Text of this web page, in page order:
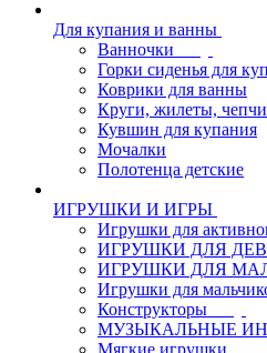
Для купания и ванны
Ванночки
Горки сиденья для
Коврики для ванны
Круги, жилеты,
Кувшин для купания
Мочалки
Полотенца детские
ИГРУШКИ И ИГРЫ
Игрушки для
ИГРУШКИ ДЛЯ
ИГРУШКИ ДЛЯ
Игрушки для
Конструкторы
МУЗЫКАЛЬНЫЕ
Мягкие игрушки